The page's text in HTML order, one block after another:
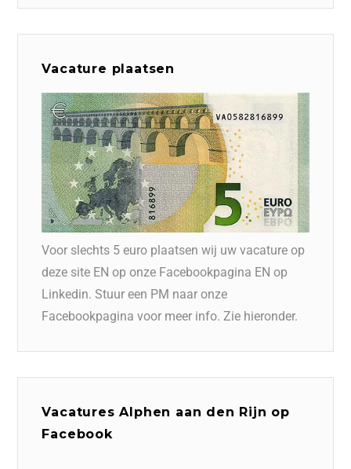
Vacature plaatsen
Voor slechts 5 euro plaatsen wij uw vacature op
deze site EN op onze Facebookpagina EN op
Linkedin. Stuur een PM naar onze
Facebookpagina voor meer info. Zie hieronder.
Vacatures Alphen aan den Rijn op
Facebook